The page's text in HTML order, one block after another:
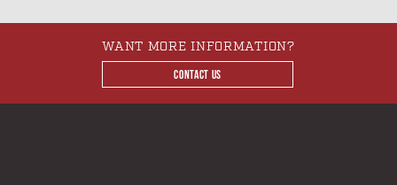
VEHÍCULOS
WANT MORE INFORMATION?
CONTACT US